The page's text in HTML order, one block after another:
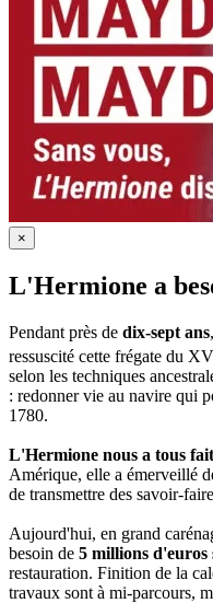
×
L'Hermione a
Pendant près de dix-sept ans
ressuscité cette frégate du
selon les techniques
: redonner vie au navire qui
1780.
L'Hermione nous a tous
Amérique, elle a émerveillé
de transmettre des savoir-
Aujourd'hui, en grand
besoin de 5 millions d'euros
restauration. Finition de la
travaux sont à mi-parcours,